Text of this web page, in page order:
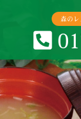
森の